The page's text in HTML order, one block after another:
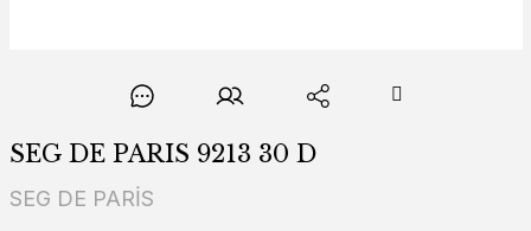
SEG DE PARIS 9213 30 D
SEG DE PARİS